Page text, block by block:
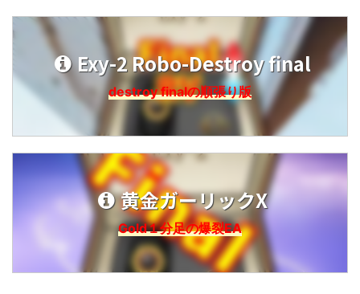
Exy-2 Robo-Destroy final
destroy finalの順張り版
黄金ガーリックX
Gold１分足の爆裂EA